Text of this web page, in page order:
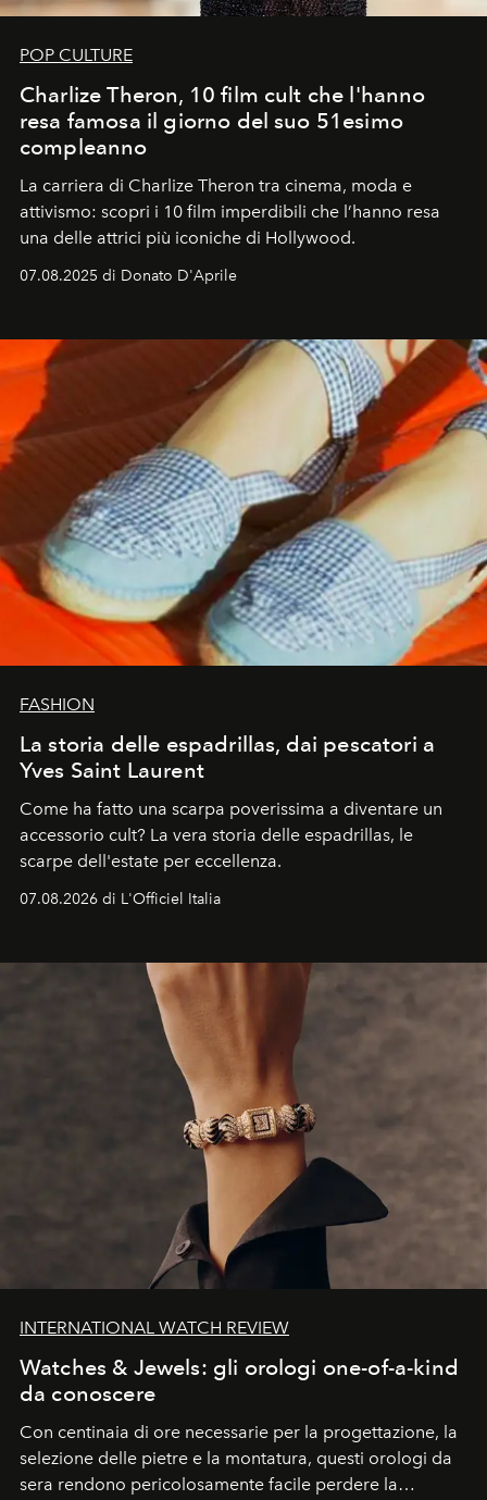
POP CULTURE
Charlize Theron, 10 film cult che l'hanno
resa famosa il giorno del suo 51esimo
compleanno
La carriera di Charlize Theron tra cinema, moda e
attivismo: scopri i 10 film imperdibili che l’hanno resa
una delle attrici più iconiche di Hollywood.
07.08.2025 di Donato D'Aprile
FASHION
La storia delle espadrillas, dai pescatori a
Yves Saint Laurent
Come ha fatto una scarpa poverissima a diventare un
accessorio cult? La vera storia delle espadrillas, le
scarpe dell'estate per eccellenza.
07.08.2026 di L'Officiel Italia
INTERNATIONAL WATCH REVIEW
Watches & Jewels: gli orologi one-of-a-kind
da conoscere
Con centinaia di ore necessarie per la progettazione, la
selezione delle pietre e la montatura, questi orologi da
sera rendono pericolosamente facile perdere la